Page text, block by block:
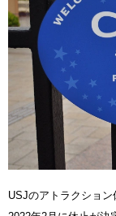
USJのアトラクション